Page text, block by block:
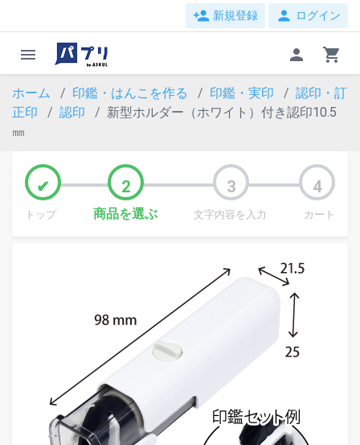
person_add 新規登録 person ログイン
menu person shopping_cart
ホーム 印鑑・はんこを作る 印鑑・実印
認印・訂
正印
認印
新型ホルダー（ホワイト）付き認印10.5
㎜
トップ 商品を選ぶ 文字内容を入力 カート